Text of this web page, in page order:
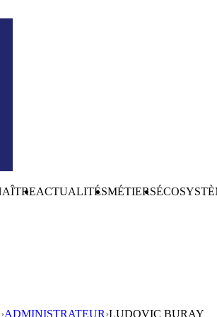
ACTUALITÉSMÉTIERS
›ADMINISTRATEUR›LUDOVIC BURAY